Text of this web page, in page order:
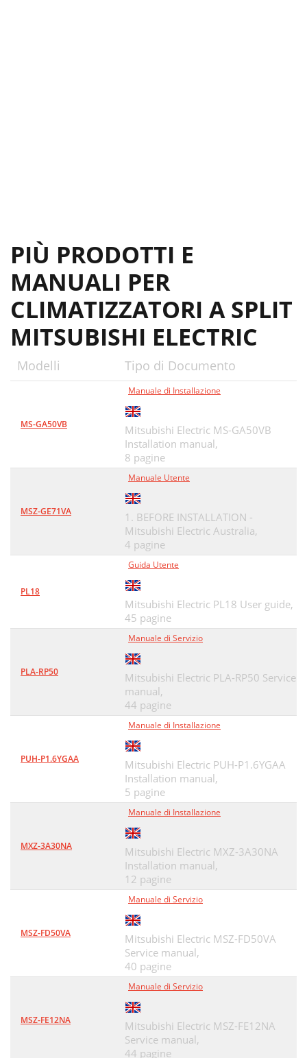
PIÙ PRODOTTI E
MANUALI PER
CLIMATIZZATORI A SPLIT
MITSUBISHI ELECTRIC
Modelli Tipo di Documento
MS-GA50VB
Manuale di Installazione
Mitsubishi Electric MS-GA50VB
Installation manual,
8 pagine
MSZ-GE71VA
Manuale Utente
1. BEFORE INSTALLATION -
Mitsubishi Electric Australia,
4 pagine
PL18
Guida Utente
Mitsubishi Electric PL18 User guide,
45 pagine
PLA-RP50
Manuale di Servizio
Mitsubishi Electric PLA-RP50 Service
manual,
44 pagine
PUH-P1.6YGAA
Manuale di Installazione
Mitsubishi Electric PUH-P1.6YGAA
Installation manual,
5 pagine
MXZ-3A30NA
Manuale di Installazione
Mitsubishi Electric MXZ-3A30NA
Installation manual,
12 pagine
MSZ-FD50VA
Manuale di Servizio
Mitsubishi Electric MSZ-FD50VA
Service manual,
40 pagine
MSZ-FE12NA
Manuale di Servizio
Mitsubishi Electric MSZ-FE12NA
Service manual,
44 pagine